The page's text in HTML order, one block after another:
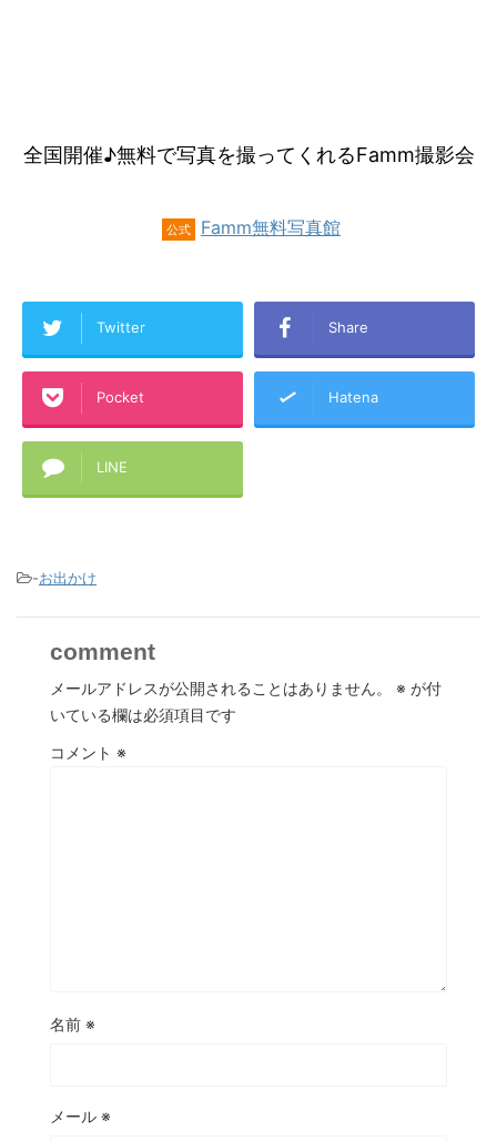
全国開催♪無料で写真を撮ってくれるFamm撮影会
公式 Famm無料写真館
Twitter Share
Pocket Hatena
LINE
-お出かけ
comment
メールアドレスが公開されることはありません。 ※ が付
いている欄は必須項目です
コメント ※
名前 ※
メール ※